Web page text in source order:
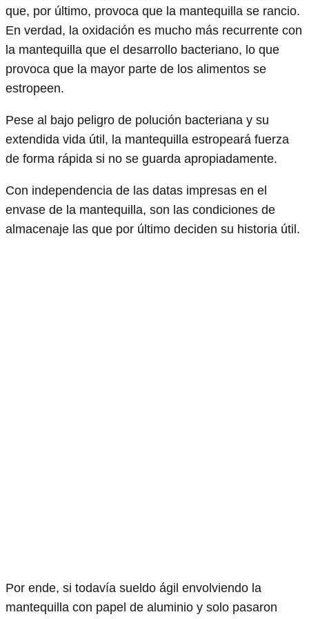
que, por último, provoca que la mantequilla se rancio.
En verdad, la oxidación es mucho más recurrente con
la mantequilla que el desarrollo bacteriano, lo que
provoca que la mayor parte de los alimentos se
estropeen.
Pese al bajo peligro de polución bacteriana y su
extendida vida útil, la mantequilla estropeará fuerza
de forma rápida si no se guarda apropiadamente.
Con independencia de las datas impresas en el
envase de la mantequilla, son las condiciones de
almacenaje las que por último deciden su historia útil.
Por ende, si todavía sueldo ágil envolviendo la
mantequilla con papel de aluminio y solo pasaron